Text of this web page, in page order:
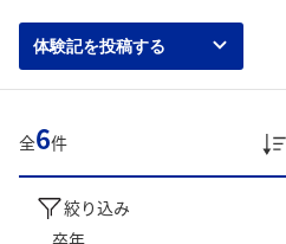
体験記を投稿する
全6件
絞り込み
卒年